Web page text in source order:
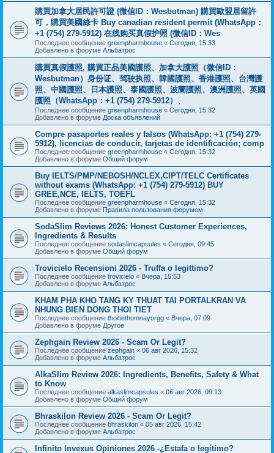
購買加拿大居民許可證 (微信ID：Wesbutman) 購買歐盟居留許
可，購買美國綠卡 Buy canadian resident permit (WhatsApp：
+1 (754) 279-5912) 在线购买真假护照 (微信ID：Wes
Последнее сообщение greenpharmhouse « Сегодня, 15:33
Добавлено в форуме Альбатрос
購買真假護照, 購買正品美國護照、加拿大護照（微信ID：
Wesbutman）身份证、驾驶执照、韓國護照、香港護照、台灣護
照、中國護照、日本護照、泰國護照、波蘭護照、澳洲護照、英國
護照（WhatsApp：+1 (754) 279-5912）、
Последнее сообщение greenpharmhouse « Сегодня, 15:32
Добавлено в форуме Доска объявлений
Compre pasaportes reales y falsos (WhatsApp: +1 (754) 279-
5912), licencias de conducir, tarjetas de identificación; comp
Последнее сообщение greenpharmhouse « Сегодня, 15:32
Добавлено в форуме Общий форум
Buy IELTS/PMP/NEBOSH/NCLEX,CIPT/TELC Certificates
without exams (WhatsApp: +1 (754) 279-5912) BUY
GREE,NCE, IELTS, TOEFL
Последнее сообщение greenpharmhouse « Сегодня, 15:32
Добавлено в форуме Правила пользования форумом
SodaSlim Reviews 2026: Honest Customer Experiences,
Ingredients & Results
Последнее сообщение sodaslimcapsules « Сегодня, 09:45
Добавлено в форуме Общий форум
Trovicielo Recensioni 2026 - Truffa o legittimo?
Последнее сообщение trovicielo « Вчера, 15:53
Добавлено в форуме Альбатрос
KHAM PHA KHO TANG KY THUAT TAI PORTALKRAN VA
NHUNG BIEN DONG THOI TIET
Последнее сообщение thoitiethomnayorgg « Вчера, 07:09
Добавлено в форуме Другое
Zephgain Review 2026 - Scam Or Legit?
Последнее сообщение zephgain « 06 авг 2026, 15:32
Добавлено в форуме Альбатрос
AlkaSlim Review 2026: Ingredients, Benefits, Safety & What
to Know
Последнее сообщение alkaslimcapsules « 06 авг 2026, 09:13
Добавлено в форуме Общий форум
Bhraskilon Review 2026 - Scam Or Legit?
Последнее сообщение bhraskilon « 05 авг 2026, 15:42
Добавлено в форуме Альбатрос
Infinito Invexus Opiniones 2026 -¿Estafa o legítimo?